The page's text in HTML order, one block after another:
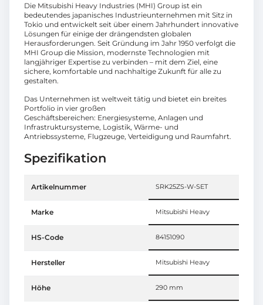
Die Mitsubishi Heavy Industries (MHI) Group ist ein
bedeutendes japanisches Industrieunternehmen mit Sitz in
Tokio und entwickelt seit über einem Jahrhundert innovative
Lösungen für einige der drängendsten globalen
Herausforderungen. Seit Gründung im Jahr 1950 verfolgt die
MHI Group die Mission, modernste Technologien mit
langjähriger Expertise zu verbinden – mit dem Ziel, eine
sichere, komfortable und nachhaltige Zukunft für alle zu
gestalten.
Das Unternehmen ist weltweit tätig und bietet ein breites
Portfolio in vier großen
Geschäftsbereichen: Energiesysteme, Anlagen und
Infrastruktursysteme, Logistik, Wärme- und
Antriebssysteme, Flugzeuge, Verteidigung und Raumfahrt.
Spezifikation
Artikelnummer SRK25ZS-W-SET
Marke Mitsubishi Heavy
HS-Code 84151090
Hersteller Mitsubishi Heavy
Höhe 290 mm